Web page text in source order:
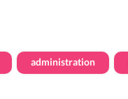
administration